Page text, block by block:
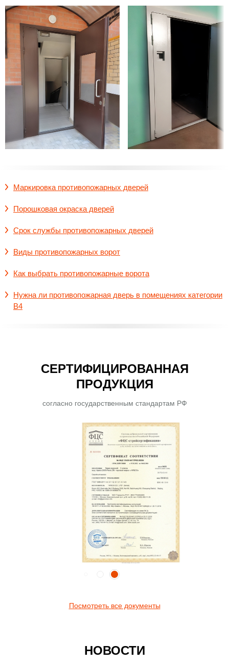
Маркировка противопожарных дверей
Порошковая окраска дверей
Срок службы противопожарных дверей
Виды противопожарных ворот
Как выбрать противопожарные ворота
Нужна ли противопожарная дверь в помещениях категории
В4
СЕРТИФИЦИРОВАННАЯ
ПРОДУКЦИЯ
согласно государственным стандартам РФ
Посмотреть все документы
НОВОСТИ